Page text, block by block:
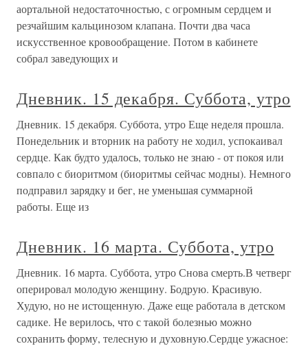
аортальной недостаточностью, с огромным сердцем и
резчайшим кальцинозом клапана. Почти два часа
искусственное кровообращение. Потом в кабинете
собрал заведующих и
Дневник. 15 декабря. Суббота, утро
Дневник. 15 декабря. Суббота, утро Еще неделя прошла.
Понедельник и вторник на работу не ходил, успокаивал
сердце. Как будто удалось, только не знаю - от покоя или
совпало с биоритмом (биоритмы сейчас модны). Немного
подправил зарядку и бег, не уменьшая суммарной
работы. Еще из
Дневник. 16 марта. Суббота, утро
Дневник. 16 марта. Суббота, утро Снова смерть.В четверг
оперировал молодую женщину. Бодрую. Красивую.
Худую, но не истощенную. Даже еще работала в детском
садике. Не верилось, что с такой болезнью можно
сохранить форму, телесную и духовную.Сердце ужасное: